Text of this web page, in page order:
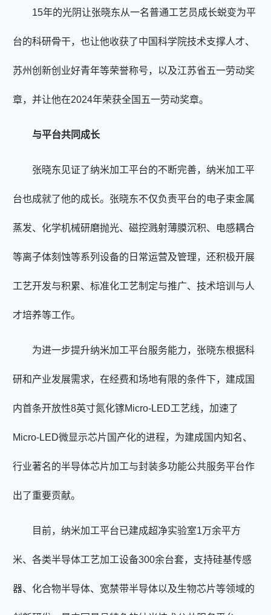
15年的光阴让张晓东从一名普通工艺员成长蜕变为平
台的科研骨干，也让他收获了中国科学院技术支撑人才、
苏州创新创业好青年等荣誉称号，以及江苏省五一劳动奖
章，并让他在2024年荣获全国五一劳动奖章。
与平台共同成长
张晓东见证了纳米加工平台的不断完善，纳米加工平
台也成就了他的成长。张晓东不仅负责平台的电子束金属
蒸发、化学机械研磨抛光、磁控溅射薄膜沉积、电感耦合
等离子体刻蚀等系列设备的日常运营及管理，还积极开展
工艺开发与积累、标准化工艺制定与推广、技术培训与人
才培养等工作。
为进一步提升纳米加工平台服务能力，张晓东根据科
研和产业发展需求，在经费和场地有限的条件下，建成国
内首条开放性8英寸氮化镓Micro-LED工艺线，加速了
Micro-LED微显示芯片国产化的进程，为建成国内知名、
行业著名的半导体芯片加工与封装多功能公共服务平台作
出了重要贡献。
目前，纳米加工平台已建成超净实验室1万余平方
米、各类半导体工艺加工设备300余台套，支持硅基传感
器、化合物半导体、宽禁带半导体以及生物芯片等领域的